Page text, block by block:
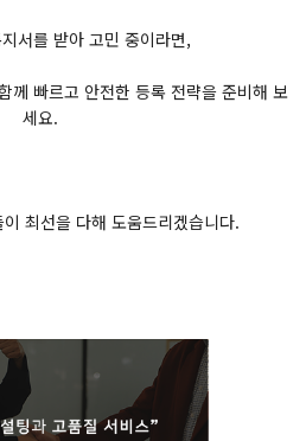
서를 받아 고민 중이라면,
께 빠르고 안전한 등록 전략을 준비해 보
세요.
최선을 다해 도움드리겠습니다.